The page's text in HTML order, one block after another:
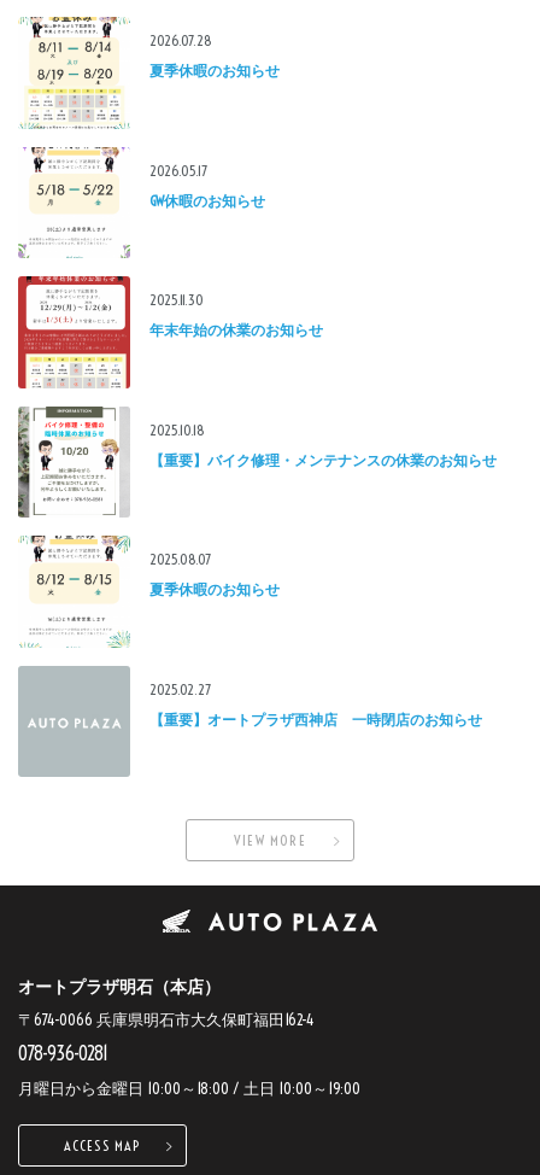
2026.07.28
夏季休暇のお知らせ
2026.05.17
GW休暇のお知らせ
2025.11.30
年末年始の休業のお知らせ
2025.10.18
【重要】バイク修理・メンテナンスの休業のお知らせ
2025.08.07
夏季休暇のお知らせ
2025.02.27
【重要】オートプラザ西神店 一時閉店のお知らせ
VIEW MORE
オートプラザ明石（本店）
〒674-0066 兵庫県明石市大久保町福田162-4
078-936-0281
月曜日から金曜日 10:00～18:00 / 土日 10:00～19:00
ACCESS MAP